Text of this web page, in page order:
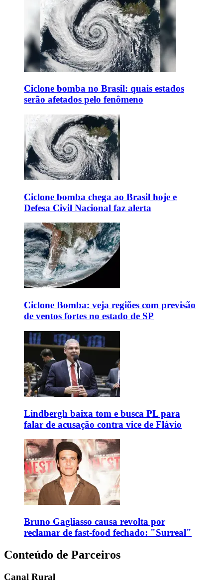
Ciclone bomba no Brasil: quais estados
serão afetados pelo fenômeno
Ciclone bomba chega ao Brasil hoje e
Defesa Civil Nacional faz alerta
Ciclone Bomba: veja regiões com previsão
de ventos fortes no estado de SP
Lindbergh baixa tom e busca PL para
falar de acusação contra vice de Flávio
Bruno Gagliasso causa revolta por
reclamar de fast-food fechado: "Surreal"
Conteúdo de Parceiros
Canal Rural